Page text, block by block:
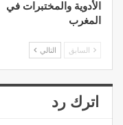
الأدوية والمختبرات في
المغرب
السابق التالي
اترك رد